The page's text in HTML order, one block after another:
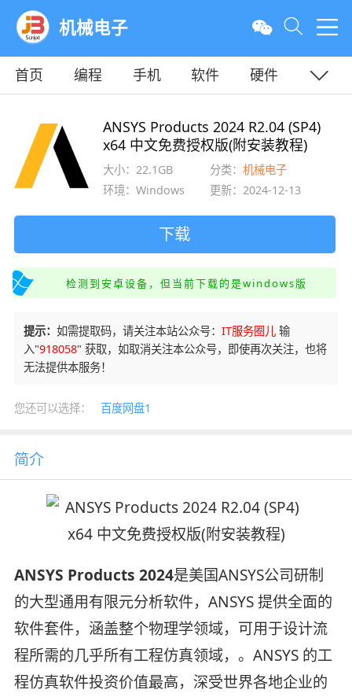
机械电子
首页 编程 手机 软件
硬件
ANSYS Products 2024 R2.04 (SP4)
x64 中文免费授权版(附安装教程)
大小：22.1GB 分类：机械电子
环境：Windows
更新：2024-12-13
下载
检测到安卓设备，但当前下载的是windows版
提示： 如需提取码，请关注本站公众号： IT服务圈儿输
入"918058" 获取，如取消关注本公众号，即使再次关注，也将
无法提供本服务！
您还可以选择： 百度网盘1
简介
ANSYS Products 2024是美国ANSYS公司研制
的大型通用有限元分析软件，ANSYS 提供全面的
软件套件，涵盖整个物理学领域，可用于设计流
程所需的几乎所有工程仿真领域，。ANSYS 的工
程仿真软件投资价值最高，深受世界各地企业的